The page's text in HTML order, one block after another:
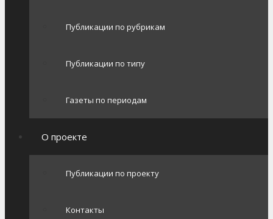
Публикации по рубрикам
Публикации по типу
Газеты по периодам
О проекте
Публикации по проекту
Контакты